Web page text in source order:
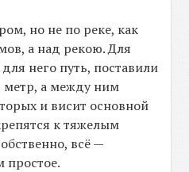
но не по реке, как
а над рекою. Для
него путь, поставили
метр, а между ним
и висит основной
к тяжелым
всё —
простое.